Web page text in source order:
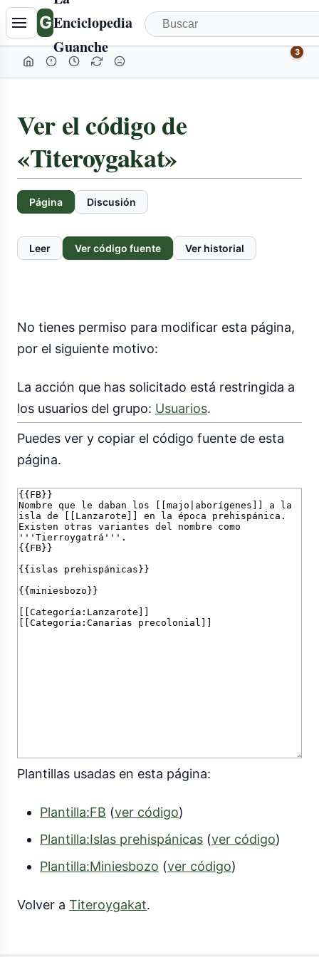
GEnciclopedia
Guanche
3
Ver el código de
«Titeroygakat»
Página Discusión
Leer Ver código fuente Ver historial
No tienes permiso para modificar esta página,
por el siguiente motivo:
La acción que has solicitado está restringida a
los usuarios del grupo: Usuarios.
Puedes ver y copiar el código fuente de esta
página.
Plantillas usadas en esta página:
Plantilla:FB (ver código)
Plantilla:Islas prehispánicas (ver código)
Plantilla:Miniesbozo (ver código)
Volver a Titeroygakat.